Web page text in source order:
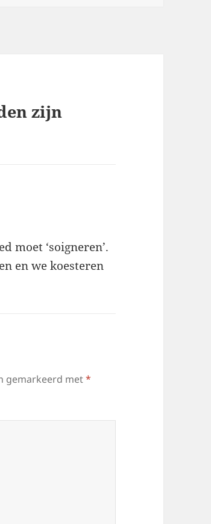
zijn
moet ‘soigneren’.
en we koesteren
gemarkeerd met*